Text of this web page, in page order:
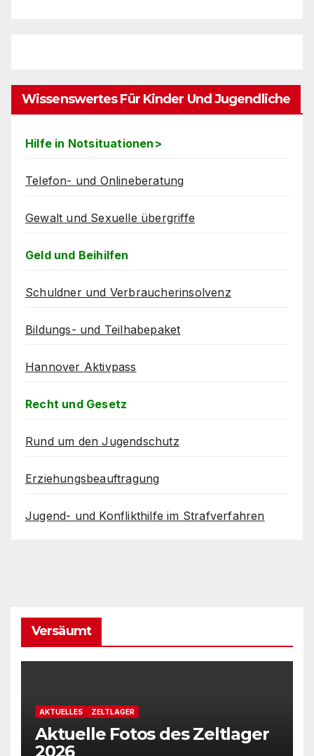
Wissenswertes Für Kinder Und Jugendliche
Hilfe in Notsituationen>
Telefon- und Onlineberatung
Gewalt und Sexuelle übergriffe
Geld und Beihilfen
Schuldner und Verbraucherinsolvenz
Bildungs- und Teilhabepaket
Hannover Aktivpass
Recht und Gesetz
Rund um den Jugendschutz
Erziehungsbeauftragung
Jugend- und Konflikthilfe im Strafverfahren
Versäumt
AKTUELLES ZELTLAGER
Aktuelle Fotos des Zeltlager
2026